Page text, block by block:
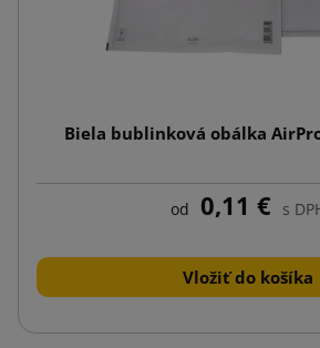
Biela bublinková obálka
od 0,11 € s
Vložiť do košíka